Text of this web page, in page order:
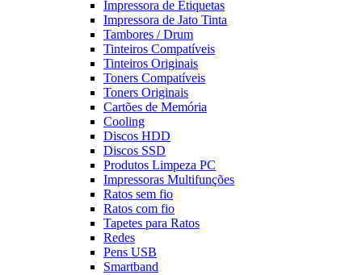
Impressora de Etiquetas
Impressora de Jato Tinta
Tambores / Drum
Tinteiros Compatíveis
Tinteiros Originais
Toners Compatíveis
Toners Originais
Cartões de Memória
Cooling
Discos HDD
Discos SSD
Produtos Limpeza PC
Impressoras Multifunções
Ratos sem fio
Ratos com fio
Tapetes para Ratos
Redes
Pens USB
Smartband